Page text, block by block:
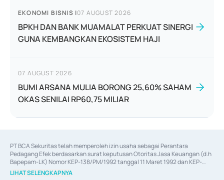
EKONOMI BISNIS |07 AUGUST 2026
BPKH DAN BANK MUAMALAT PERKUAT SINERGI
GUNA KEMBANGKAN EKOSISTEM HAJI
07 AUGUST 2026
BUMI ARSANA MULIA BORONG 25,60% SAHAM
OKAS SENILAI RP60,75 MILIAR
PT BCA Sekuritas telah memperoleh izin usaha sebagai Perantara
Pedagang Efek berdasarkan surat keputusan Otoritas Jasa Keuangan (d.h
Bapepam-LK) Nomor KEP-138/PM/1992 tanggal 11 Maret 1992 dan KEP-
06/D.04/2014 tanggal 28 Februari 2014, izin usaha sebagai Penjamin Emisi
Efek berdasarkan surat keputusan Otoritas Jasa Keuangan Nomor KEP-
LIHAT SELENGKAPNYA